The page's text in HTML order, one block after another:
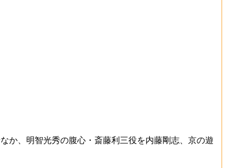
か、明智光秀の腹心・斎藤利三役を内藤剛志、京の遊